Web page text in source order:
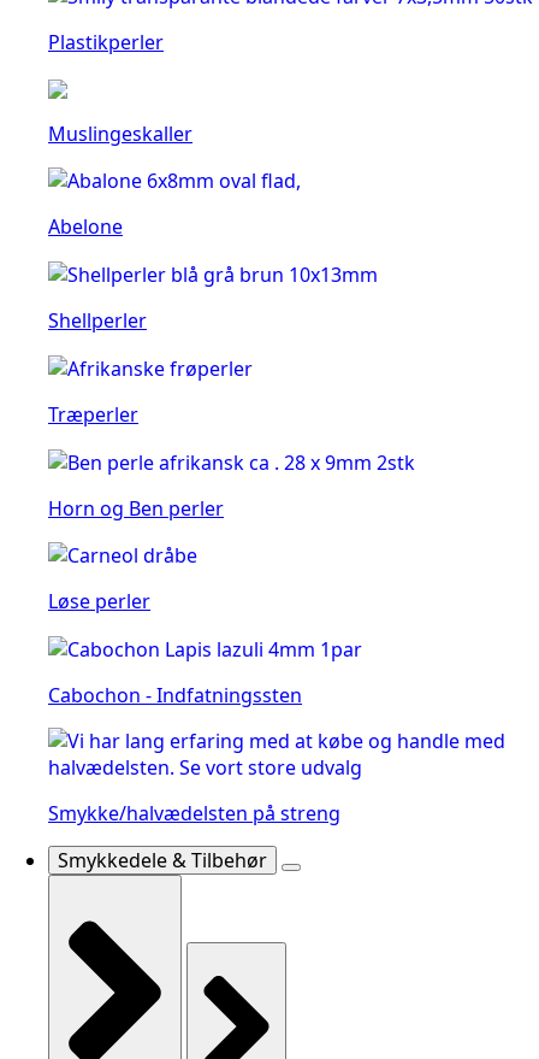
Plastikperler
Muslingeskaller
Abelone
Shellperler
Træperler
Horn og Ben perler
Løse perler
Cabochon - Indfatningssten
Smykke/halvædelsten på streng
Smykkedele & Tilbehør